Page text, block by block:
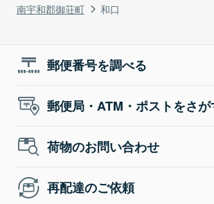
南宇和郡御荘町
和口
郵便番号を調べる
郵便局・ATM・ポストをさが
荷物のお問い合わせ
再配達のご依頼